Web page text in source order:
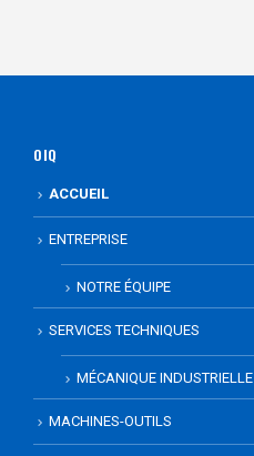
OIQ
ACCUEIL
ENTREPRISE
NOTRE ÉQUIPE
SERVICES TECHNIQUES
MÉCANIQUE INDUSTRIELLE
MACHINES-OUTILS